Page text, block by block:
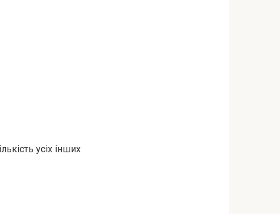
усіх інших